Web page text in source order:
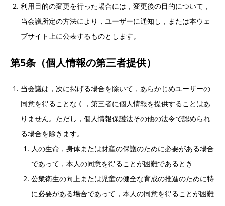
利用目的の変更を行った場合には，変更後の目的について，
当会議所定の方法により，ユーザーに通知し，または本ウェ
ブサイト上に公表するものとします。
第5条（個人情報の第三者提供）
当会議は，次に掲げる場合を除いて，あらかじめユーザーの
同意を得ることなく，第三者に個人情報を提供することはあ
りません。ただし，個人情報保護法その他の法令で認められ
る場合を除きます。
人の生命，身体または財産の保護のために必要がある場合
であって，本人の同意を得ることが困難であるとき
公衆衛生の向上または児童の健全な育成の推進のために特
に必要がある場合であって，本人の同意を得ることが困難